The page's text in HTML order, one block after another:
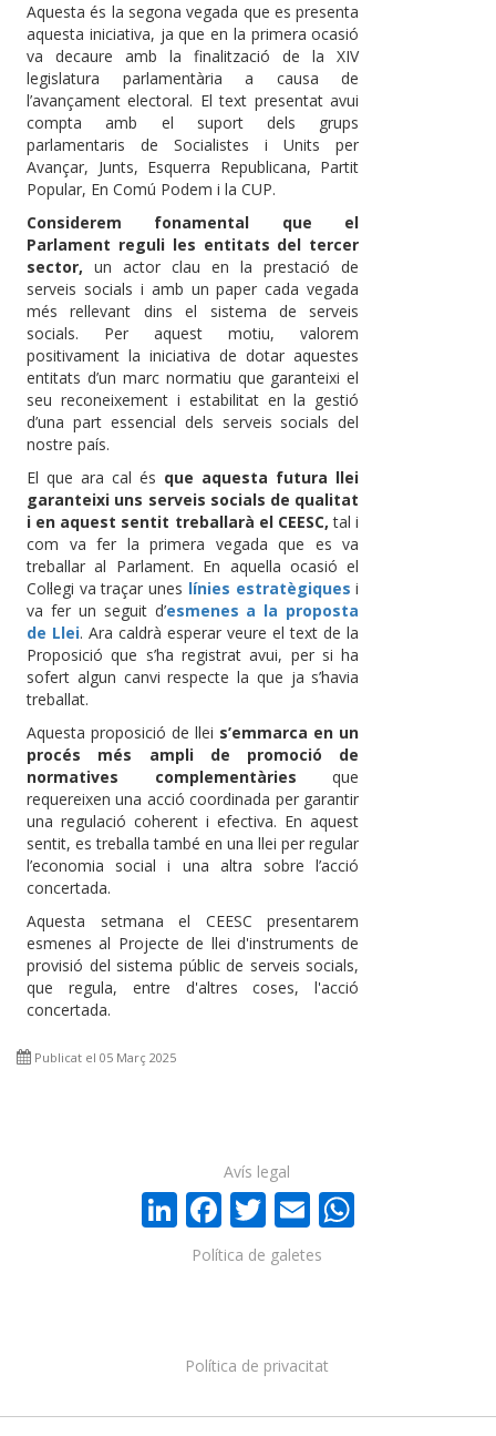
Aquesta és la segona vegada que es presenta
aquesta iniciativa, ja que en la primera ocasió
va decaure amb la finalització de la XIV
legislatura parlamentària a causa de
l’avançament electoral. El text presentat avui
compta amb el suport dels grups
parlamentaris de Socialistes i Units per
Avançar, Junts, Esquerra Republicana, Partit
Popular, En Comú Podem i la CUP.
Considerem fonamental que el
Parlament reguli les entitats del tercer
sector, un actor clau en la prestació de
serveis socials i amb un paper cada vegada
més rellevant dins el sistema de serveis
socials. Per aquest motiu, valorem
positivament la iniciativa de dotar aquestes
entitats d’un marc normatiu que garanteixi el
seu reconeixement i estabilitat en la gestió
d’una part essencial dels serveis socials del
nostre país.
El que ara cal és que aquesta futura llei
garanteixi uns serveis socials de qualitat
i en aquest sentit treballarà el CEESC, tal i
com va fer la primera vegada que es va
treballar al Parlament. En aquella ocasió el
Col·legi va traçar unes línies estratègiques i
va fer un seguit d’esmenes a la proposta
de Llei. Ara caldrà esperar veure el text de la
Proposició que s’ha registrat avui, per si ha
sofert algun canvi respecte la que ja s’havia
treballat.
Aquesta proposició de llei s’emmarca en un
procés més ampli de promoció de
normatives complementàriesque
requereixen una acció coordinada per garantir
una regulació coherent i efectiva. En aquest
sentit, es treballa també en una llei per regular
l’economia social i una altra sobre l’acció
concertada.
Aquesta setmana el CEESC presentarem
esmenes al Projecte de llei d'instruments de
provisió del sistema públic de serveis socials,
que regula, entre d'altres coses, l'acció
concertada.
Publicat el 05 Març 2025
LinkedIn
Facebook
Twitter
Email
Política de privacitat
Política de galetes
Avís legal